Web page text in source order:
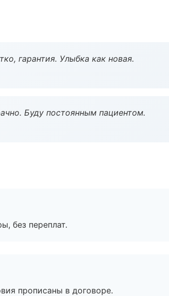
гарантия. Улыбка как новая.
Буду постоянным пациентом.
без переплат.
прописаны в договоре.